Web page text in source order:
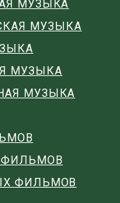
МУЗЫКА
МУЗЫКА
МУЗЫКА
МУЗЫКА
ФИЛЬМОВ
ФИЛЬМОВ